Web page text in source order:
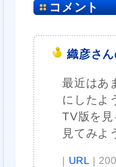
コメント
織彦さ
最近はあ
にしたよ
TV版を
見てみよ
| URL |